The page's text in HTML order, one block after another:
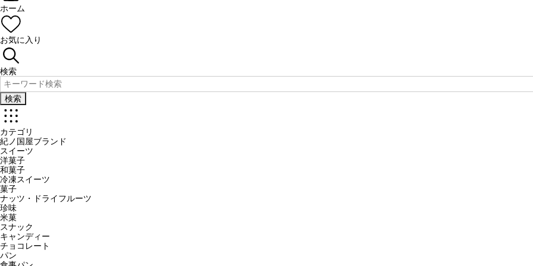
ホーム
お気に入り
検索
検索
カテゴリ
紀ノ国屋ブランド
スイーツ
洋菓子
和菓子
冷凍スイーツ
菓子
ナッツ・ドライフルーツ
珍味
米菓
スナック
キャンディー
チョコレート
パン